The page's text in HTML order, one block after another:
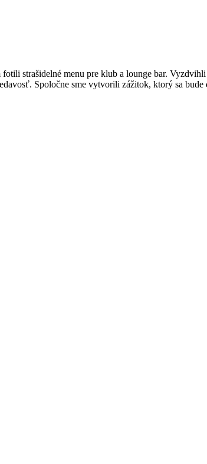
strašidelné menu pre klub a lounge bar.
Spoločne sme vytvorili zážitok, ktorý sa